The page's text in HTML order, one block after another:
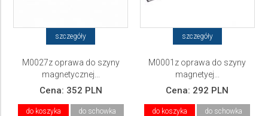
szczegóły
M0027z oprawa do szyny
magnetycznej...
Cena: 352 PLN
do koszyka do schowka
szczegóły
M0001z oprawa do szyny
magnetyej...
Cena: 292 PLN
do koszyka do schowka